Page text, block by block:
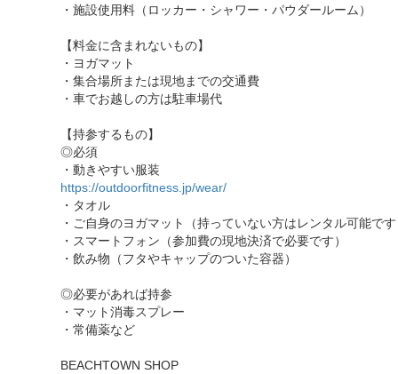
・施設使用料（ロッカー・シャワー・パウダールーム）
【料金に含まれないもの】
・ヨガマット
・集合場所または現地までの交通費
・車でお越しの方は駐車場代
【持参するもの】
◎必須
・動きやすい服装
https://outdoorfitness.jp/wear/
・タオル
・ご自身のヨガマット（持っていない方はレンタル可能で
・スマートフォン（参加費の現地決済で必要です）
・飲み物（フタやキャップのついた容器）
◎必要があれば持参
・マット消毒スプレー
・常備薬など
BEACHTOWN SHOP